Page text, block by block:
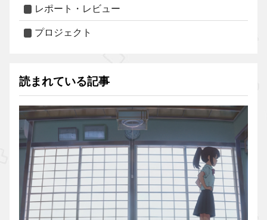
レポート・レビュー
プロジェクト
読まれている記事